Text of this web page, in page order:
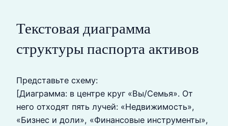
Текстовая диаграмма
структуры паспорта активов
Представьте схему:
[Диаграмма: в центре круг «Вы/Семья». От
него отходят пять лучей: «Недвижимость»,
«Бизнес и доли», «Финансовые инструменты»,